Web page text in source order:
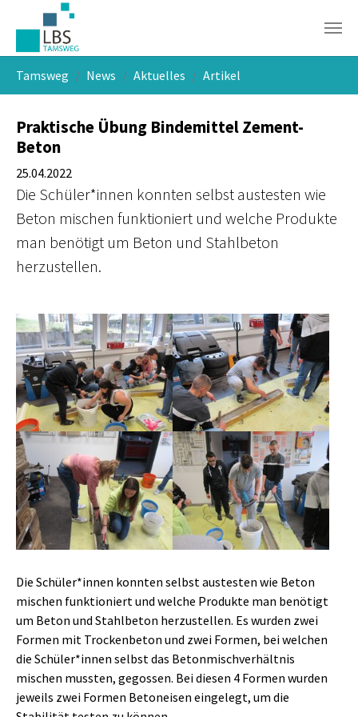
Skip to main navigation
Skip to main content
Skip to page footer
Tamsweg News Aktuelles Artikel
Praktische Übung Bindemittel Zement-
Beton
25.04.2022
Die Schüler*innen konnten selbst austesten wie
Beton mischen funktioniert und welche Produkte
man benötigt um Beton und Stahlbeton
herzustellen.
Show larger version Show larger version
Show larger version Show larger version
Die Schüler*innen konnten selbst austesten wie Beton
mischen funktioniert und welche Produkte man benötigt
um Beton und Stahlbeton herzustellen. Es wurden zwei
Formen mit Trockenbeton und zwei Formen, bei welchen
die Schüler*innen selbst das Betonmischverhältnis
mischen mussten, gegossen. Bei diesen 4 Formen wurden
jeweils zwei Formen Betoneisen eingelegt, um die